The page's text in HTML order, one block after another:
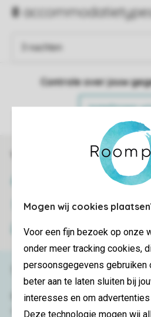
Mogen wij cookies
Voor een fijn bezoek op onze
onder meer tracking cookies,
persoonsgegevens gebruiken
beter aan te laten sluiten bij
interesses en om
Deze technologie mogen wij
Controle over jouw
Instellingen
Veilig en snel online boeken
Veilige gegevensoverdracht
Veilige betaling
Service & contact
Bekijk deveelgestelde vragenof
contact op met het Contact Center .